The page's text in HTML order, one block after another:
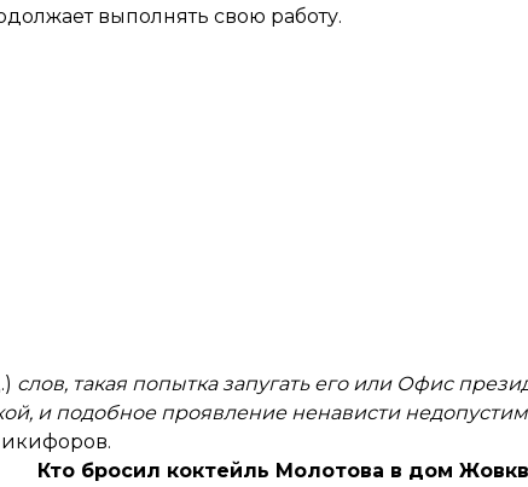
выполнять свою работу.
слов, такая попытка запугать его или Офис
и подобное проявление ненависти
Кто бросил коктейль Молотова в дом